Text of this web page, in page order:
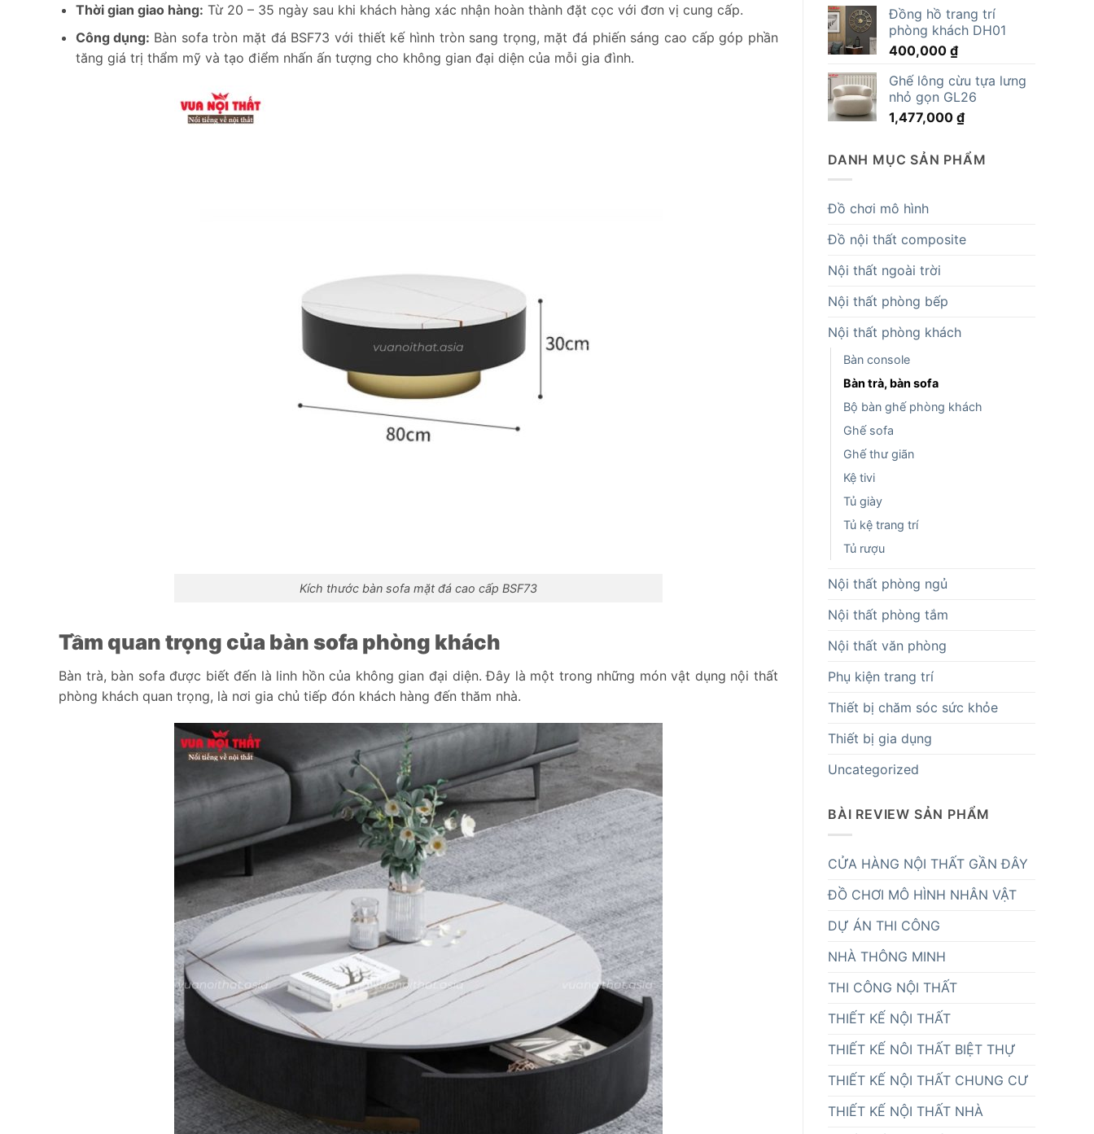
là:
16,695,000 ₫.
tại
là:
Đồng hồ trang trí
phòng khách DH01
400,000 ₫
Ghế lông cừu tựa lưng
nhỏ gọn GL26
1,477,000 ₫
DANH MỤC SẢN PHẨM
Đồ chơi mô hình
Đồ nội thất composite
Nội thất ngoài trời
Nội thất phòng bếp
Nội thất phòng khách
Bàn console
Bàn trà, bàn sofa
Bộ bàn ghế phòng khách
Ghế sofa
Ghế thư giãn
Kệ tivi
Tủ giày
Tủ kệ trang trí
Tủ rượu
Nội thất phòng ngủ
Nội thất phòng tắm
Nội thất văn phòng
Phụ kiện trang trí
Thiết bị chăm sóc sức khỏe
Thiết bị gia dụng
Uncategorized
BÀI REVIEW SẢN PHẨM
CỬA HÀNG NỘI THẤT GẦN ĐÂY
ĐỒ CHƠI MÔ HÌNH NHÂN VẬT
DỰ ÁN THI CÔNG
NHÀ THÔNG MINH
THI CÔNG NỘI THẤT
THIẾT KẾ NỘI THẤT
THIẾT KẾ NÔI THẤT BIỆT THỰ
THIẾT KẾ NỘI THẤT CHUNG CƯ
THIẾT KẾ NỘI THẤT NHÀ
Thời gian giao hàng: Từ 20 – 35 ngày sau khi khách hàng xác nhận hoàn thành đặt cọc với đơn vị cung cấp.
Công dụng: Bàn sofa tròn mặt đá BSF73 với thiết kế hình tròn sang trọng, mặt đá phiến sáng cao cấp góp phần
tăng giá trị thẩm mỹ và tạo điểm nhấn ấn tượng cho không gian đại diện của mỗi gia đình.
Kích thước bàn sofa mặt đá cao cấp BSF73
Tầm quan trọng của bàn sofa phòng khách
Bàn trà, bàn sofa được biết đến là linh hồn của không gian đại diện. Đây là một trong những món vật dụng nội thất
phòng khách quan trọng, là nơi gia chủ tiếp đón khách hàng đến thăm nhà.